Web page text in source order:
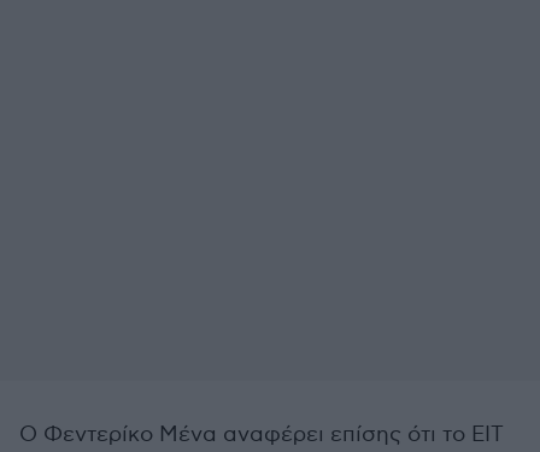
Ο Φεντερίκο Μένα αναφέρει επίσης ότι το EIT